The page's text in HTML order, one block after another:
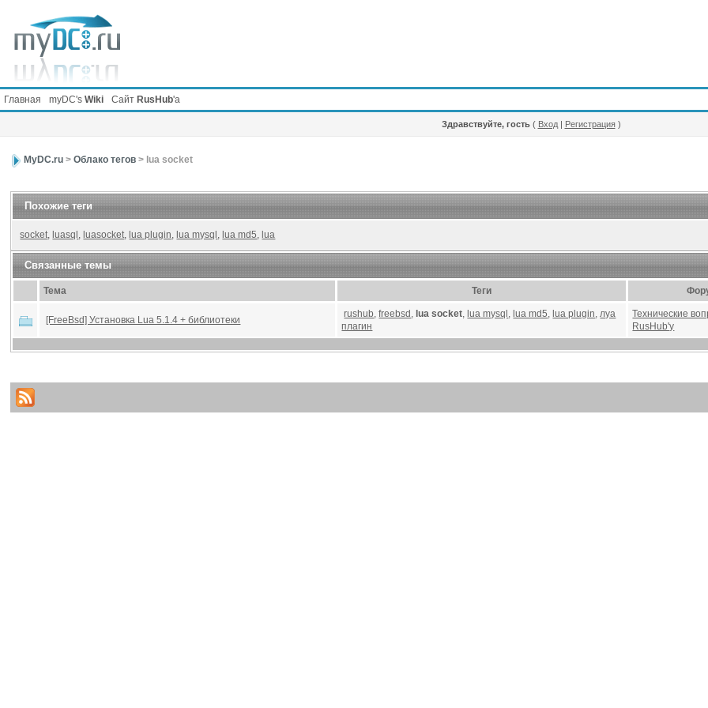
Главная myDC's Wiki Сайт RusHub'а
Здравствуйте, гость( Вход| Регистрация)
MyDC.ru >Облако тегов > lua socket
Похожие теги
socket, luasql , luasocket, lua plugin, lua mysql , lua md5, lua
Связанные темы
Тема Теги
[FreeBsd] Установка Lua 5.1.4 + библиотеки
rushub,freebsd , lua socket, lua mysql , lua md5, lua plugin,луа
плагин
Технические
RusHub'у